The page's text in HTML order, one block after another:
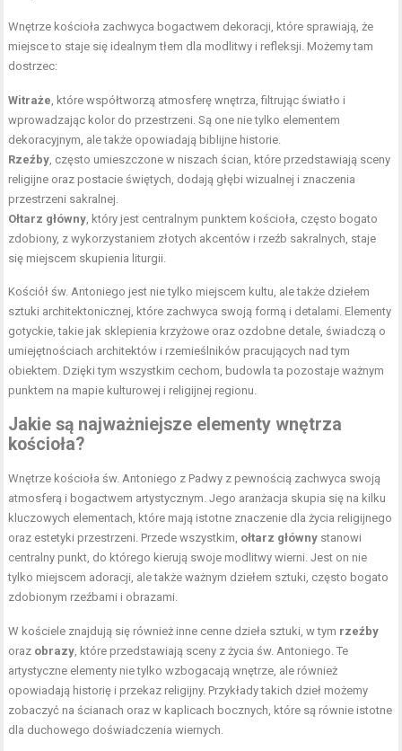
Wnętrze kościoła zachwyca bogactwem dekoracji, które sprawiają, że
miejsce to staje się idealnym tłem dla modlitwy i refleksji. Możemy tam
dostrzec:
Witraże , które współtworzą atmosferę wnętrza, filtrując światło i
wprowadzając kolor do przestrzeni. Są one nie tylko elementem
dekoracyjnym, ale także opowiadają biblijne historie.
Rzeźby , często umieszczone w niszach ścian, które przedstawiają sceny
religijne oraz postacie świętych, dodają głębi wizualnej i znaczenia
przestrzeni sakralnej.
Ołtarz główny , który jest centralnym punktem kościoła, często bogato
zdobiony, z wykorzystaniem złotych akcentów i rzeźb sakralnych, staje
się miejscem skupienia liturgii.
Kościół św. Antoniego jest nie tylko miejscem kultu, ale także dziełem
sztuki architektonicznej, które zachwyca swoją formą i detalami. Elementy
gotyckie, takie jak sklepienia krzyżowe oraz ozdobne detale, świadczą o
umiejętnościach architektów i rzemieślników pracujących nad tym
obiektem. Dzięki tym wszystkim cechom, budowla ta pozostaje ważnym
punktem na mapie kulturowej i religijnej regionu.
Jakie są najważniejsze elementy wnętrza
kościoła?
Wnętrze kościoła św. Antoniego z Padwy z pewnością zachwyca swoją
atmosferą i bogactwem artystycznym. Jego aranżacja skupia się na kilku
kluczowych elementach, które mają istotne znaczenie dla życia religijnego
oraz estetyki przestrzeni. Przede wszystkim, ołtarz główny stanowi
centralny punkt, do którego kierują swoje modlitwy wierni. Jest on nie
tylko miejscem adoracji, ale także ważnym dziełem sztuki, często bogato
zdobionym rzeźbami i obrazami.
W kościele znajdują się również inne cenne dzieła sztuki, w tym rzeźby
oraz obrazy , które przedstawiają sceny z życia św. Antoniego. Te
artystyczne elementy nie tylko wzbogacają wnętrze, ale również
opowiadają historię i przekaz religijny. Przykłady takich dzieł możemy
zobaczyć na ścianach oraz w kaplicach bocznych, które są równie istotne
dla duchowego doświadczenia wiernych.